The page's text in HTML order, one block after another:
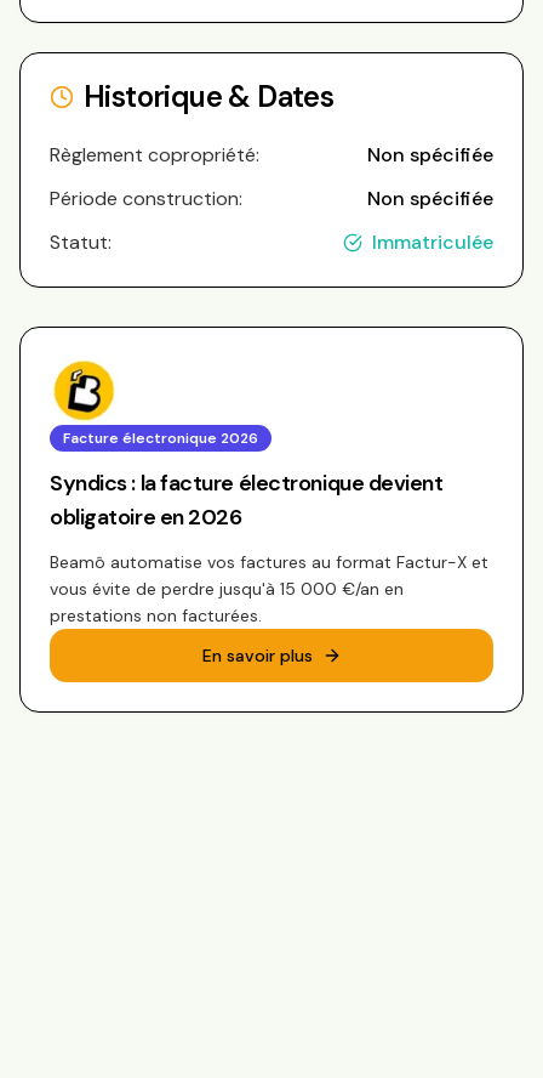
Historique & Dates
Règlement copropriété:
Non spécifiée
Période construction:
Non spécifiée
Statut:
Immatriculée
Facture électronique 2026
Syndics : la facture électronique devient
obligatoire en 2026
Beamô automatise vos factures au format Factur-X et
vous évite de perdre jusqu'à 15 000 €/an en
prestations non facturées.
En savoir plus